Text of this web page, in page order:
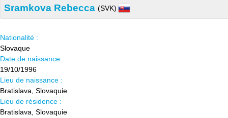
Sramkova Rebecca (SVK)
Nationalité :
Slovaque
Date de naissance :
19/10/1996
Lieu de naissance :
Bratislava, Slovaquie
Lieu de résidence :
Bratislava, Slovaquie